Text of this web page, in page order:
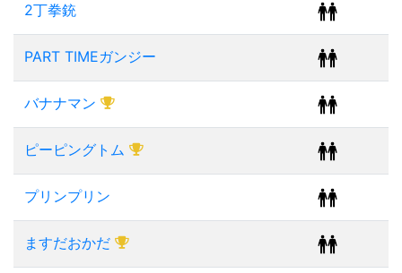
2丁拳銃
PART TIMEガンジー
バナナマン
ピーピングトム
プリンプリン
ますだおかだ